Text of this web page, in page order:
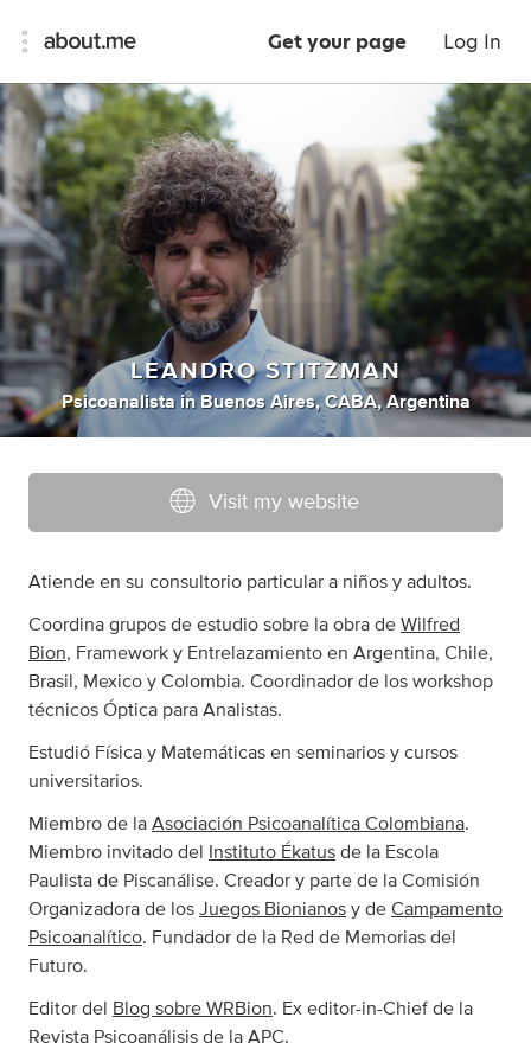
Get your page Log In
LEANDRO STITZMAN
Psicoanalista inBuenos Aires, CABA, Argentina
Visit my website
Atiende en su consultorio particular a niños y adultos.
Coordina grupos de estudio sobre la obra de Wilfred
Bion, Framework y Entrelazamiento en Argentina, Chile,
Brasil, Mexico y Colombia. Coordinador de los workshop
técnicos Óptica para Analistas.
Estudió Física y Matemáticas en seminarios y cursos
universitarios.
Miembro de la Asociación Psicoanalítica Colombiana.
Miembro invitado del
Instituto Ékatus de la Escola
Paulista de Piscanálise. Creador y parte de la Comisión
Organizadora de los Juegos Bionianos y de Campamento
Psicoanalítico. Fundador de la Red de Memorias del
Futuro.
Editor del Blog sobre WRBion. Ex editor-in-Chief de la
Revista Psicoanálisis de la APC.